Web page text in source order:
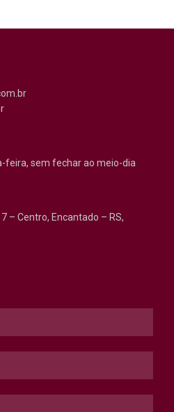
feira, sem fechar ao meio-dia
– Centro, Encantado – RS,